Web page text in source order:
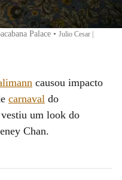
Palace • Julio Cesar |
causou impacto
carnaval do
vestiu um look do
Chan.